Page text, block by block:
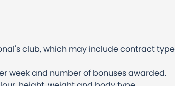
club, which may include contract
week and number of bonuses awarded.